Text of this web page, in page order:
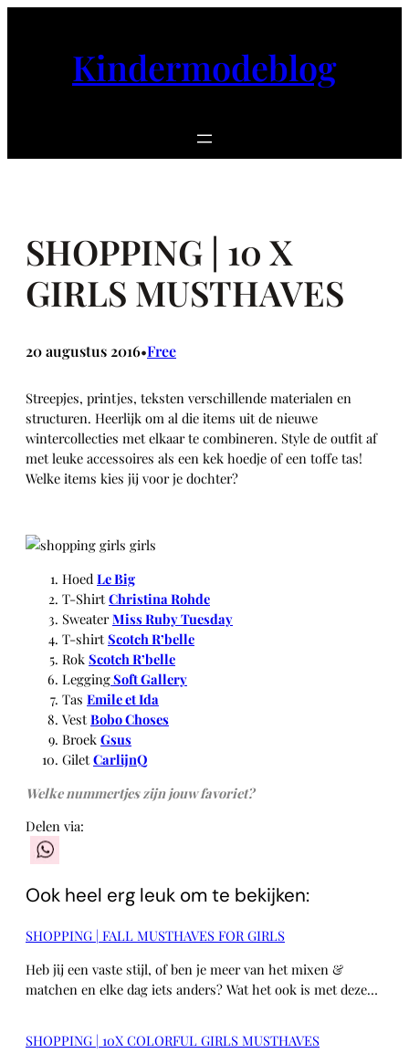
Kindermodeblog
SHOPPING | 10 X
GIRLS MUSTHAVES
20 augustus 2016•Free
Streepjes, printjes, teksten verschillende materialen en
structuren. Heerlijk om al die items uit de nieuwe
wintercollecties met elkaar te combineren. Style de outfit af
met leuke accessoires als een kek hoedje of een toffe tas!
Welke items kies jij voor je dochter?
Hoed Le Big
T-ShirtChristina Rohde
SweaterMiss Ruby Tuesday
T-shirtScotch R’belle
Rok Scotch R’belle
LeggingSoft Gallery
Tas Emile et Ida
VestBobo Choses
Broek Gsus
GiletCarlijnQ
Welke nummertjes zijn jouw favoriet?
Delen via:
Ook heel erg leuk om te bekijken:
SHOPPING | FALL MUSTHAVES FOR GIRLS
Heb jij een vaste stijl, of ben je meer van het mixen &
matchen en elke dag iets anders? Wat het ook is met deze…
SHOPPING | 10X COLORFUL GIRLS MUSTHAVES